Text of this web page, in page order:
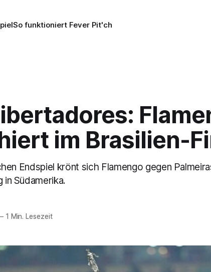
So funktioniert Fever Pit'ch
im Brasilien-
Endspiel krönt sich Flamengo gegen
in Südamerika.
1 Min. Lesezeit